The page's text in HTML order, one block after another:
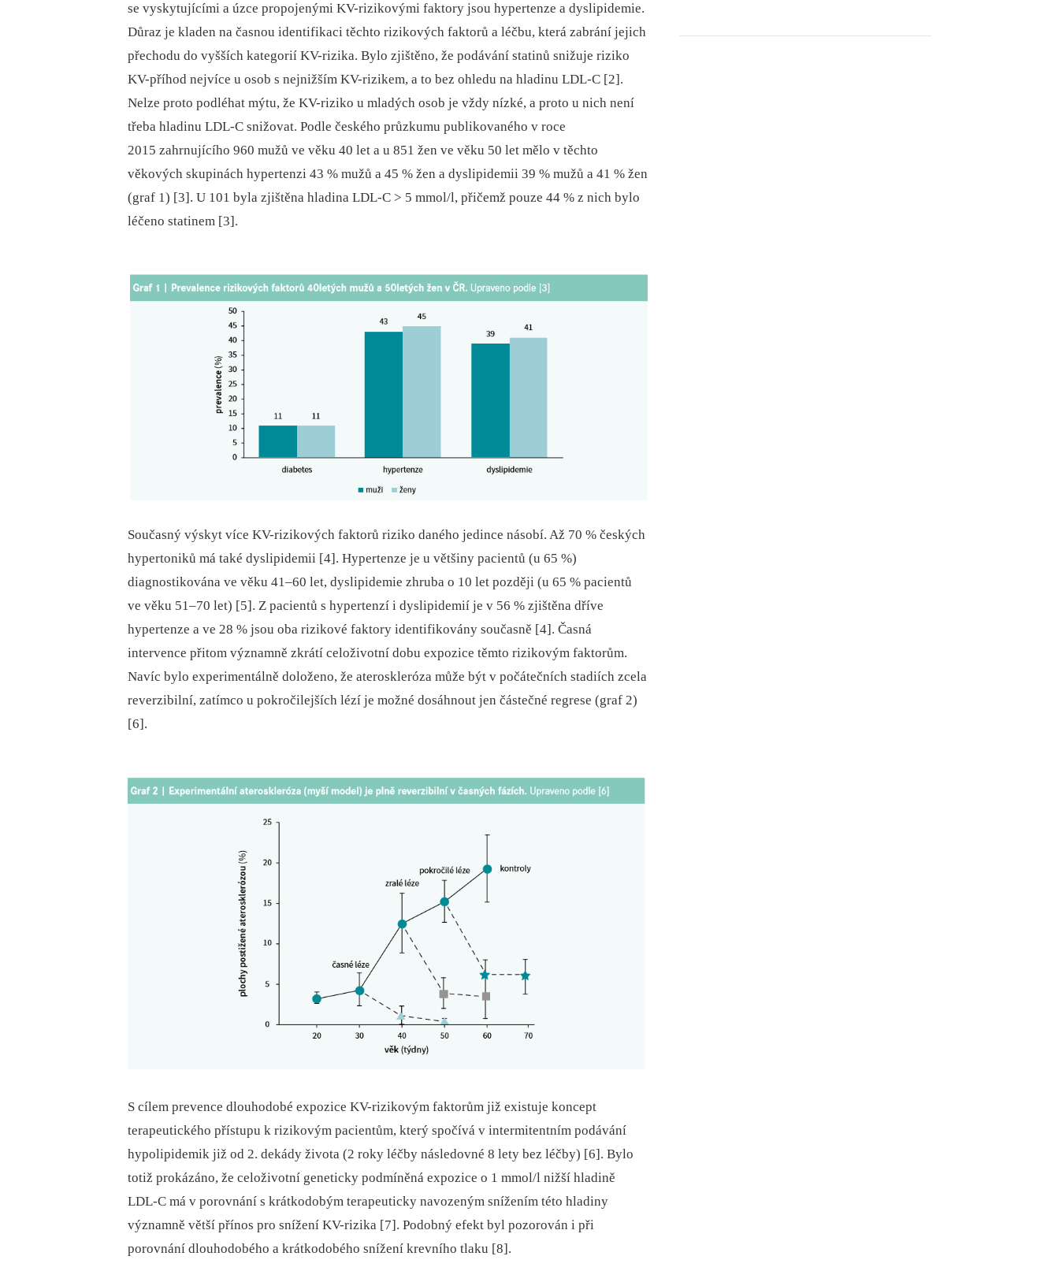
se vyskytujícími a úzce propojenými KV-rizikovými faktory jsou hypertenze a dyslipidemie.
Důraz je kladen na časnou identifikaci těchto rizikových faktorů a léčbu, která zabrání jejich
přechodu do vyšších kategorií KV-rizika. Bylo zjištěno, že podávání statinů snižuje riziko
KV-příhod nejvíce u osob s nejnižším KV-rizikem, a to bez ohledu na hladinu LDL-C [2].
Nelze proto podléhat mýtu, že KV-riziko u mladých osob je vždy nízké, a proto u nich není
třeba hladinu LDL-C snižovat. Podle českého průzkumu publikovaného v roce
2015 zahrnujícího 960 mužů ve věku 40 let a u 851 žen ve věku 50 let mělo v těchto
věkových skupinách hypertenzi 43 % mužů a 45 % žen a dyslipidemii 39 % mužů a 41 % žen
(graf 1) [3]. U 101 byla zjištěna hladina LDL-C > 5 mmol/l, přičemž pouze 44 % z nich bylo
léčeno statinem [3].
Současný výskyt více KV-rizikových faktorů riziko daného jedince násobí. Až 70 % českých
hypertoniků má také dyslipidemii [4]. Hypertenze je u většiny pacientů (u 65 %)
diagnostikována ve věku 41–60 let, dyslipidemie zhruba o 10 let později (u 65 % pacientů
ve věku 51–70 let) [5]. Z pacientů s hypertenzí i dyslipidemií je v 56 % zjištěna dříve
hypertenze a ve 28 % jsou oba rizikové faktory identifikovány současně [4]. Časná
intervence přitom významně zkrátí celoživotní dobu expozice těmto rizikovým faktorům.
Navíc bylo experimentálně doloženo, že ateroskleróza může být v počátečních stadiích zcela
reverzibilní, zatímco u pokročilejších lézí je možné dosáhnout jen částečné regrese (graf 2)
[6].
S cílem prevence dlouhodobé expozice KV-rizikovým faktorům již existuje koncept
terapeutického přístupu k rizikovým pacientům, který spočívá v intermitentním podávání
hypolipidemik již od 2. dekády života (2 roky léčby následovné 8 lety bez léčby) [6]. Bylo
totiž prokázáno, že celoživotní geneticky podmíněná expozice o 1 mmol/l nižší hladině
LDL-C má v porovnání s krátkodobým terapeuticky navozeným snížením této hladiny
významně větší přínos pro snížení KV-rizika [7]. Podobný efekt byl pozorován i při
porovnání dlouhodobého a krátkodobého snížení krevního tlaku [8].